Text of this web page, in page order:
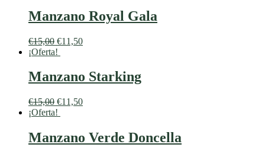
Manzano Royal Gala
€15,00 €11,50
¡Oferta!
Manzano Starking
€15,00 €11,50
¡Oferta!
Manzano Verde Doncella